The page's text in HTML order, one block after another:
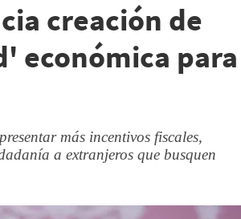
creación de
económica para
más incentivos fiscales,
a extranjeros que busquen